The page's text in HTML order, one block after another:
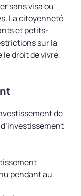
sans visa ou
La citoyenneté
et petits-
sur la
droit de vivre,
de
pendant au